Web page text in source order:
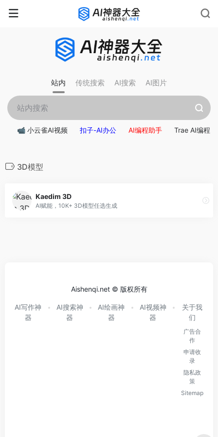
站内 传统搜索 AI搜索 AI图片
📹 小云雀AI视频 扣子-AI办公 AI编程助手 Trae AI编程
3D模型
Kaedim 3D
AI赋能，10K+ 3D模型任选生成
Aishenqi.net © 版权所有
AI写作神
器
AI搜索神
器
AI绘画神
器
AI视频神
器
关于我
们
广告合
作
申请收
录
隐私政
策
Sitemap